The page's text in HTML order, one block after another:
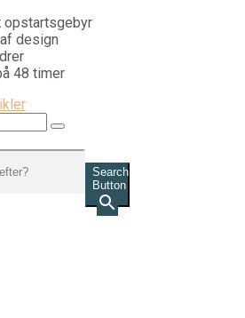
opstartsgebyr
design
48 timer
Search
Button